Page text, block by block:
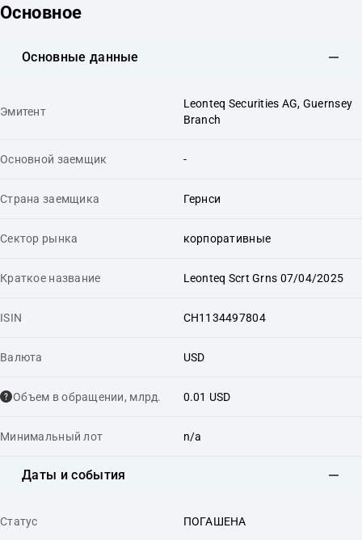
Основное
Основные данные
Эмитент
Leonteq Securities AG, Guernsey
Branch
Основной заемщик -
Страна заемщика Гернси
Сектор рынка корпоративные
Краткое название Leonteq Scrt Grns 07/04/2025
ISIN CH1134497804
Валюта USD
Объем в обращении, млрд. 0.01 USD
Минимальный лот n/a
Даты и события
Статус ПОГАШЕНА